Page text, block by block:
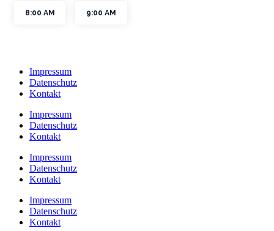
Impressum
Datenschutz
Kontakt
Impressum
Datenschutz
Kontakt
Impressum
Datenschutz
Kontakt
Impressum
Datenschutz
Kontakt